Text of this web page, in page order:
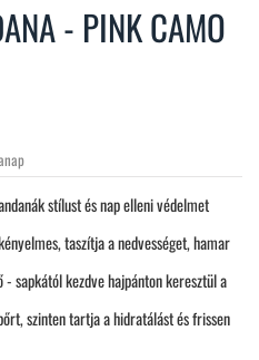
- PINK CAMO
stílust és nap elleni védelmet
taszítja a nedvességet, hamar
sapkától kezdve hajpánton keresztül a
szinten tartja a hidratálást és frissen